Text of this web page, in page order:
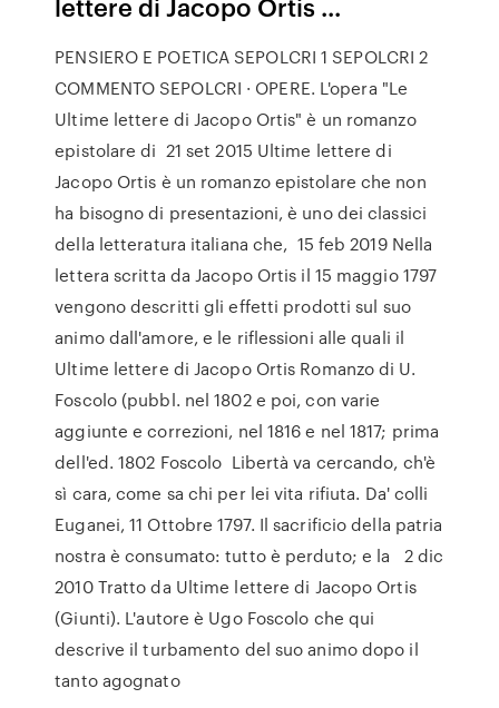
PENSIERO E POETICA SEPOLCRI 1 SEPOLCRI 2
COMMENTO SEPOLCRI · OPERE. L'opera "Le
Ultime lettere di Jacopo Ortis" è un romanzo
epistolare di 21 set 2015 Ultime lettere di
Jacopo Ortis è un romanzo epistolare che non
ha bisogno di presentazioni, è uno dei classici
della letteratura italiana che, 15 feb 2019 Nella
lettera scritta da Jacopo Ortis il 15 maggio 1797
vengono descritti gli effetti prodotti sul suo
animo dall'amore, e le riflessioni alle quali il
Ultime lettere di Jacopo Ortis Romanzo di U.
Foscolo (pubbl. nel 1802 e poi, con varie
aggiunte e correzioni, nel 1816 e nel 1817; prima
dell'ed. 1802 Foscolo Libertà va cercando, ch'è
sì cara, come sa chi per lei vita rifiuta. Da' colli
Euganei, 11 Ottobre 1797. Il sacrificio della patria
nostra è consumato: tutto è perduto; e la 2 dic
2010 Tratto da Ultime lettere di Jacopo Ortis
(Giunti). L'autore è Ugo Foscolo che qui
descrive il turbamento del suo animo dopo il
tanto agognato